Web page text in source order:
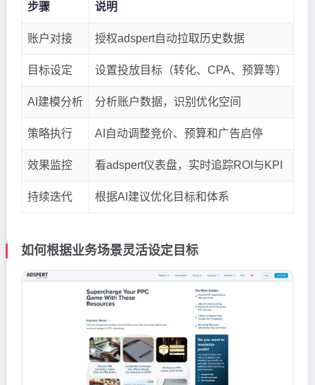
步骤 说明
账户对接 授权adspert自动拉取历史数据
目标设定 设置投放目标（转化、CPA、预算等）
AI建模分析 分析账户数据，识别优化空间
策略执行 AI自动调整竞价、预算和广告启停
效果监控 看adspert仪表盘，实时追踪ROI与KPI
持续迭代 根据AI建议优化目标和体系
如何根据业务场景灵活设定目标